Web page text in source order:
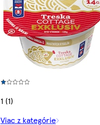
1 (1)
Viac z kategórie